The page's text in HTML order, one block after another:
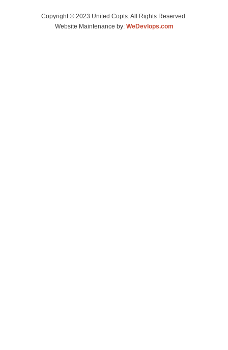
Copyright © 2023 United Copts. All Rights Reserved.
Website Maintenance by: WeDevlops.com